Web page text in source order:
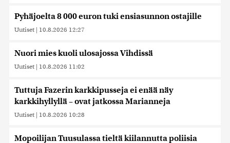
Pyhäjoelta 8 000 euron tuki ensiasunnon ostajille
Uutiset | 10.8.2026 12:27
Nuori mies kuoli ulosajossa Vihdissä
Uutiset | 10.8.2026 11:02
Tuttuja Fazerin karkkipusseja ei enää näy
karkkihyllyllä – ovat jatkossa Marianneja
Uutiset | 10.8.2026 10:28
Mopoilijan Tuusulassa tieltä kiilannutta poliisia